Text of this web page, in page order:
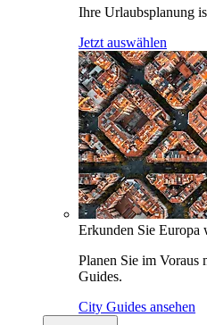
Ihre Urlaubsplanung
Jetzt auswählen
Erkunden Sie Europa
Planen Sie im Voraus
Guides.
City Guides ansehen